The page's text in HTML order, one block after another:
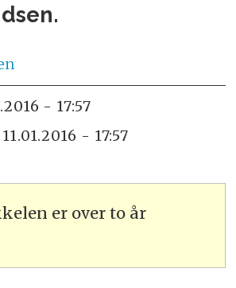
- 17:57
11.01.2016 - 17:57
er over to år